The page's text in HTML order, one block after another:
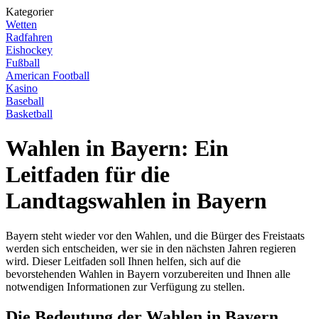
Kategorier
Wetten
Radfahren
Eishockey
Fußball
American Football
Kasino
Baseball
Basketball
Wahlen in Bayern: Ein
Leitfaden für die
Landtagswahlen in Bayern
Bayern steht wieder vor den Wahlen, und die Bürger des Freistaats
werden sich entscheiden, wer sie in den nächsten Jahren regieren
wird. Dieser Leitfaden soll Ihnen helfen, sich auf die
bevorstehenden Wahlen in Bayern vorzubereiten und Ihnen alle
notwendigen Informationen zur Verfügung zu stellen.